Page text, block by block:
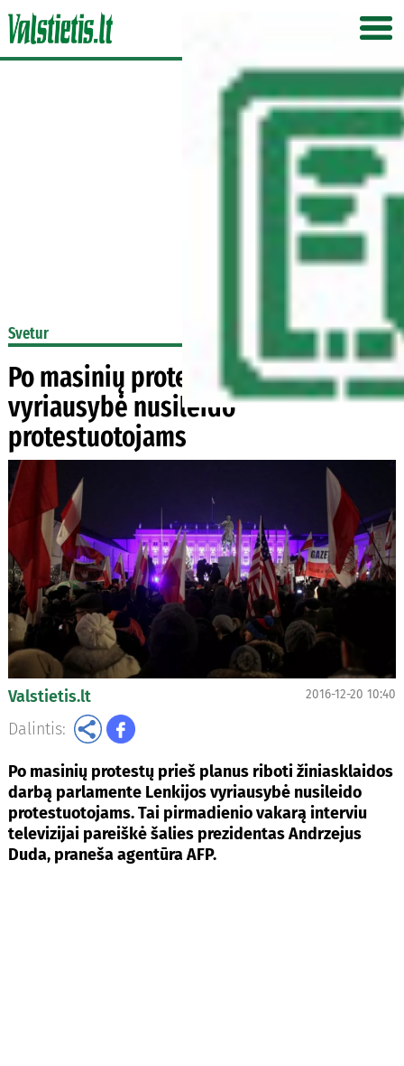
Svetur
Po masinių protestų Lenkijos
vyriausybė nusileido
protestuotojams
Valstietis.lt 2016-12-20 10:40
Dalintis:
Po masinių protestų prieš planus riboti žiniasklaidos
darbą parlamente Lenkijos vyriausybė nusileido
protestuotojams. Tai pirmadienio vakarą interviu
televizijai pareiškė šalies prezidentas Andrzejus
Duda, praneša agentūra AFP.